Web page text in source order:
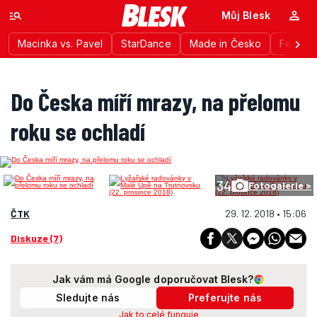
Macinka vs. Pavel StarDance Made in Česko
Můj Blesk
Do Česka míří mrazy, na přelomu
roku se ochladí
34 Fotogalerie >
ČTK 29. 12. 2018 • 15:06
Diskuze (7)
Jak vám má Google doporučovat Blesk?
Sledujte nás
Preferujte nás
Jak to celé funguje